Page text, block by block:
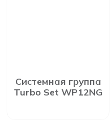
Системная группа
Turbo Set WP12NG